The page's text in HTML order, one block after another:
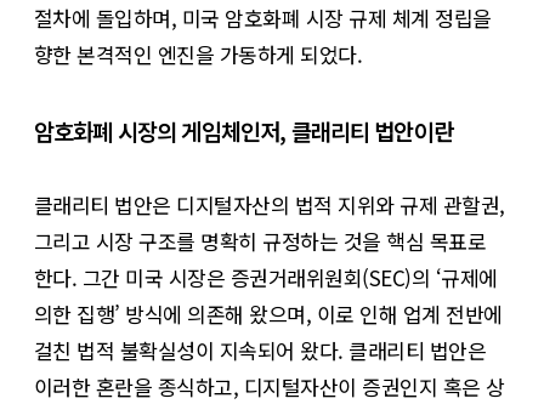
절차에 돌입하며, 미국 암호화폐 시장 규제 체계 정립을
향한 본격적인 엔진을 가동하게 되었다.
암호화폐 시장의 게임체인저, 클래리티 법안이란
클래리티 법안은 디지털자산의 법적 지위와 규제 관할권,
그리고 시장 구조를 명확히 규정하는 것을 핵심 목표로
한다. 그간 미국 시장은 증권거래위원회(SEC)의 ‘규제에
의한 집행’ 방식에 의존해 왔으며, 이로 인해 업계 전반에
걸친 법적 불확실성이 지속되어 왔다. 클래리티 법안은
이러한 혼란을 종식하고, 디지털자산이 증권인지 혹은 상